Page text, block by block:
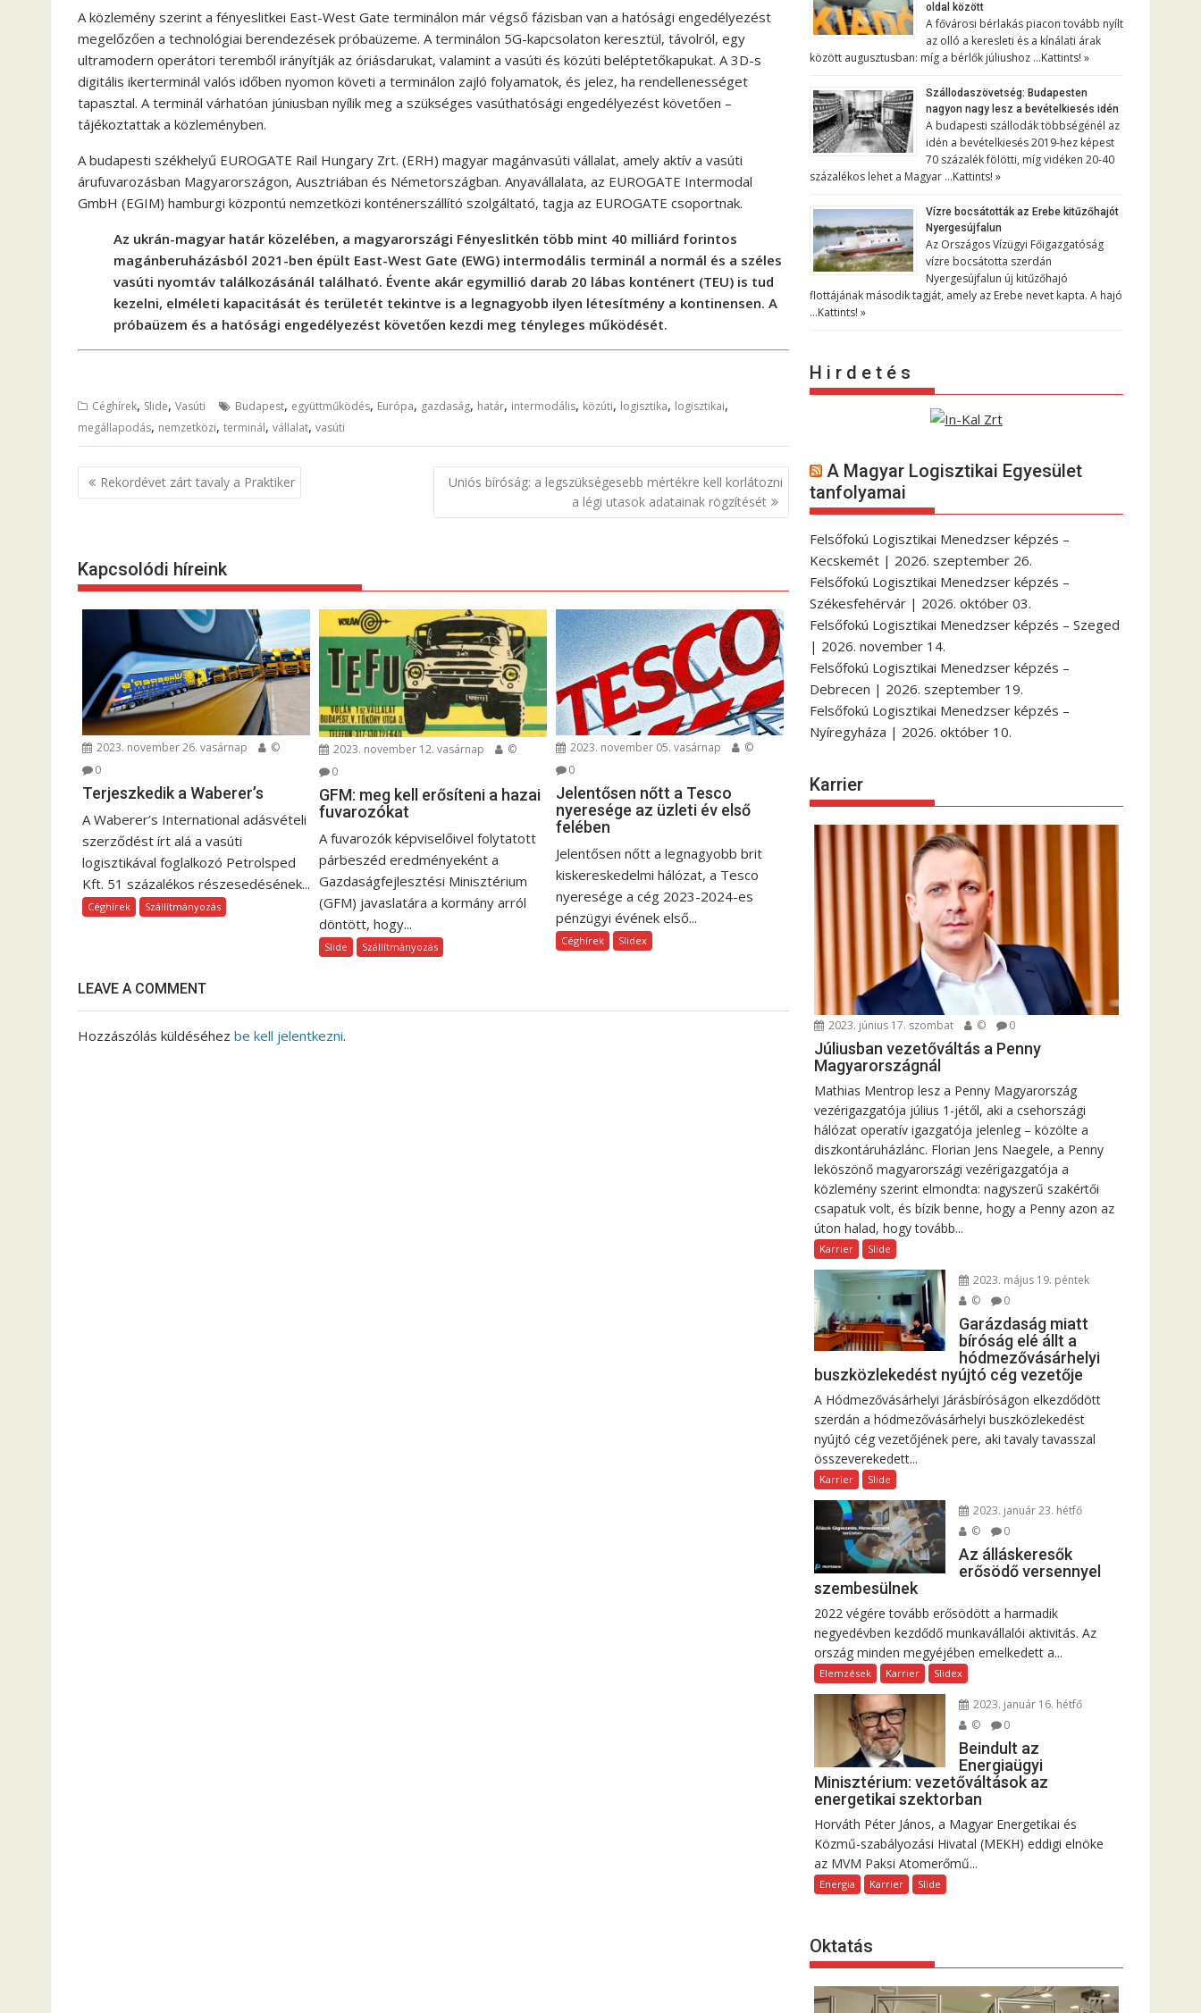
A közlemény szerint a fényeslitkei East-West Gate terminálon már végső fázisban van a hatósági engedélyezést
megelőzően a technológiai berendezések próbaüzeme. A terminálon 5G-kapcsolaton keresztül, távolról, egy
ultramodern operátori teremből irányítják az óriásdarukat, valamint a vasúti és közúti beléptetőkapukat. A 3D-s
digitális ikerterminál valós időben nyomon követi a terminálon zajló folyamatok, és jelez, ha rendellenességet
tapasztal. A terminál várhatóan júniusban nyílik meg a szükséges vasúthatósági engedélyezést követően –
tájékoztattak a közleményben.
A budapesti székhelyű EUROGATE Rail Hungary Zrt. (ERH) magyar magánvasúti vállalat, amely aktív a vasúti
árufuvarozásban Magyarországon, Ausztriában és Németországban. Anyavállalata, az EUROGATE Intermodal
GmbH (EGIM) hamburgi központú nemzetközi konténerszállító szolgáltató, tagja az EUROGATE csoportnak.
Az ukrán-magyar határ közelében, a magyarországi Fényeslitkén több mint 40 milliárd forintos
magánberuházásból 2021-ben épült East-West Gate (EWG) intermodális terminál a normál és a széles
vasúti nyomtáv találkozásánál található. Évente akár egymillió darab 20 lábas konténert (TEU) is tud
kezelni, elméleti kapacitását és területét tekintve is a legnagyobb ilyen létesítmény a kontinensen. A
próbaüzem és a hatósági engedélyezést követően kezdi meg tényleges működését.
Céghírek, Slide, Vasúti Budapest, együttműködés, Európa, gazdaság, határ, intermodális, közúti, logisztika, logisztikai,
megállapodás, nemzetközi, terminál, vállalat, vasúti
B
e
g
y
a
v
i
g
c
i
ó
Rekordévet zárt tavaly a Praktiker
Uniós bíróság: a legszükségesebb mértékre kell korlátozni
a légi utasok adatainak rögzítését
Kapcsolódi híreink
2023. november 26. vasárnap
©
0
Terjeszkedik a Waberer’s
A Waberer’s International adásvételi
szerződést írt alá a vasúti
logisztikával foglalkozó Petrolsped
Kft. 51 százalékos részesedésének...
Céghírek Szállítmányozás
2023. november 12. vasárnap
©
0
GFM: meg kell erősíteni a hazai
fuvarozókat
A fuvarozók képviselőivel folytatott
párbeszéd eredményeként a
Gazdaságfejlesztési Minisztérium
(GFM) javaslatára a kormány arról
döntött, hogy...
Slide Szállítmányozás
2023. november 05. vasárnap
©
0
Jelentősen nőtt a Tesco
nyeresége az üzleti év első
felében
Jelentősen nőtt a legnagyobb brit
kiskereskedelmi hálózat, a Tesco
nyeresége a cég 2023-2024-es
pénzügyi évének első...
Céghírek Slidex
LEAVE A COMMENT
Hozzászólás küldéséhez be kell jelentkezni.
oldal között
A fővárosi bérlakás piacon tovább nyílt
az olló a keresleti és a kínálati árak
között augusztusban: míg a bérlők júliushoz …Kattints! »
Szállodaszövetség: Budapesten
nagyon nagy lesz a bevételkiesés idén
A budapesti szállodák többségénél az
idén a bevételkiesés 2019-hez képest
70 százalék fölötti, míg vidéken 20-40
százalékos lehet a Magyar …Kattints! »
Vízre bocsátották az Erebe kitűzőhajót
Nyergesújfalun
Az Országos Vízügyi Főigazgatóság
vízre bocsátotta szerdán
Nyergesújfalun új kitűzőhajó
flottájának második tagját, amely az Erebe nevet kapta. A hajó
…Kattints! »
H i r d e t é s
A Magyar Logisztikai Egyesület
tanfolyamai
Felsőfokú Logisztikai Menedzser képzés –
Kecskemét | 2026. szeptember 26.
Felsőfokú Logisztikai Menedzser képzés –
Székesfehérvár | 2026. október 03.
Felsőfokú Logisztikai Menedzser képzés – Szeged
| 2026. november 14.
Felsőfokú Logisztikai Menedzser képzés –
Debrecen | 2026. szeptember 19.
Felsőfokú Logisztikai Menedzser képzés –
Nyíregyháza | 2026. október 10.
Karrier
2023. június 17. szombat © 0
Júliusban vezetőváltás a Penny
Magyarországnál
Mathias Mentrop lesz a Penny Magyarország
vezérigazgatója július 1-jétől, aki a csehországi
hálózat operatív igazgatója jelenleg – közölte a
diszkontáruházlánc. Florian Jens Naegele, a Penny
leköszönő magyarországi vezérigazgatója a
közlemény szerint elmondta: nagyszerű szakértői
csapatuk volt, és bízik benne, hogy a Penny azon az
úton halad, hogy tovább...
Karrier Slide
2023. május 19. péntek
©
0
Garázdaság miatt
bíróság elé állt a
hódmezővásárhelyi
buszközlekedést nyújtó cég vezetője
A Hódmezővásárhelyi Járásbíróságon elkezdődött
szerdán a hódmezővásárhelyi buszközlekedést
nyújtó cég vezetőjének pere, aki tavaly tavasszal
összeverekedett...
Karrier Slide
2023. január 23. hétfő
©
0
Az álláskeresők
erősödő versennyel
szembesülnek
2022 végére tovább erősödött a harmadik
negyedévben kezdődő munkavállalói aktivitás. Az
ország minden megyéjében emelkedett a...
Elemzések Karrier Slidex
2023. január 16. hétfő
©
0
Beindult az
Energiaügyi
Minisztérium: vezetőváltások az
energetikai szektorban
Horváth Péter János, a Magyar Energetikai és
Közmű-szabályozási Hivatal (MEKH) eddigi elnöke
az MVM Paksi Atomerőmű...
Energia Karrier Slide
Oktatás